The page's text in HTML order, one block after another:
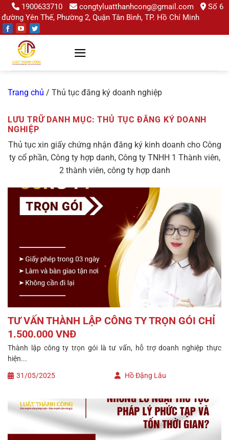
Chuyển
đến
nội
1900633710 congtyluatthanhcong@gmail.com
Số 6
đường Yên Thế, Phường 2, Quận Tân Bình, TP. Hồ Chí Minh
Trang chủ / Thủ tục đăng ký doanh nghiệp
LƯU TRỮ DANH MỤC:THỦ TỤC ĐĂNG KÝ DOANH
NGHIỆP
Thủ tục xin giấy chứng nhận đăng ký kinh doanh cho Công
ty cổ phần, Công ty hợp danh, Công ty TNHH 1 Thành viên,
2 thành viên, công ty hợp danh
TƯ VẤN THÀNH LẬP CÔNG TY TRỌN GÓI CHỈ
1.500.000 VNĐ
Thành lập công ty trọn gói là tư vấn, hỗ trợ doanh nghiệp thực
hiện...
31/05/2025 Hồ Đặng Lâu